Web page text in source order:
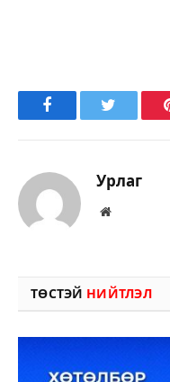
FacebookTwitter
Урлаг
Вэбсайт
ТӨСТЭЙ НИЙТЛЭЛ